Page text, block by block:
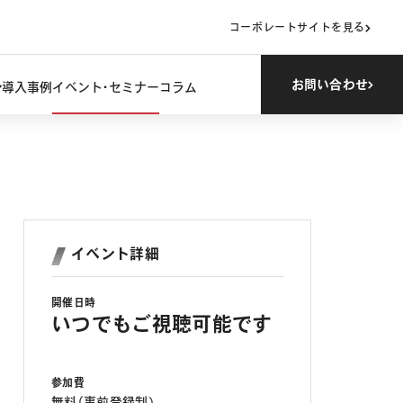
コーポレートサイトを見る
導入事例 イベント・セミナーコラム お問い合わせ
イベント詳細
開催日時
いつでもご視聴可能です
参加費